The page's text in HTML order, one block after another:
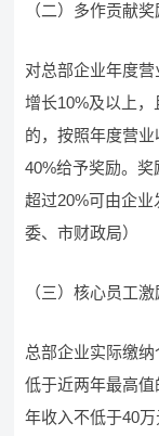
（二）多作贡献奖
对总部企业年度
增长10%及以上
的，按照年度营
40%给予奖励。
超过20%可由企
委、市财政局）
（三）核心员工激
总部企业实际缴
低于近两年最高
年收入不低于40